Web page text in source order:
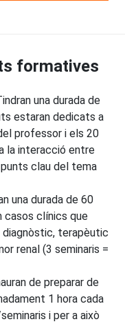
formatives
una durada de
estaran dedicats a
professor i els 20
la interacció entre
clau del tema
una durada de 60
casos clínics que
diagnòstic, terapèutic
renal (3 seminaris =
de preparar de
1 hora cada
i per a això